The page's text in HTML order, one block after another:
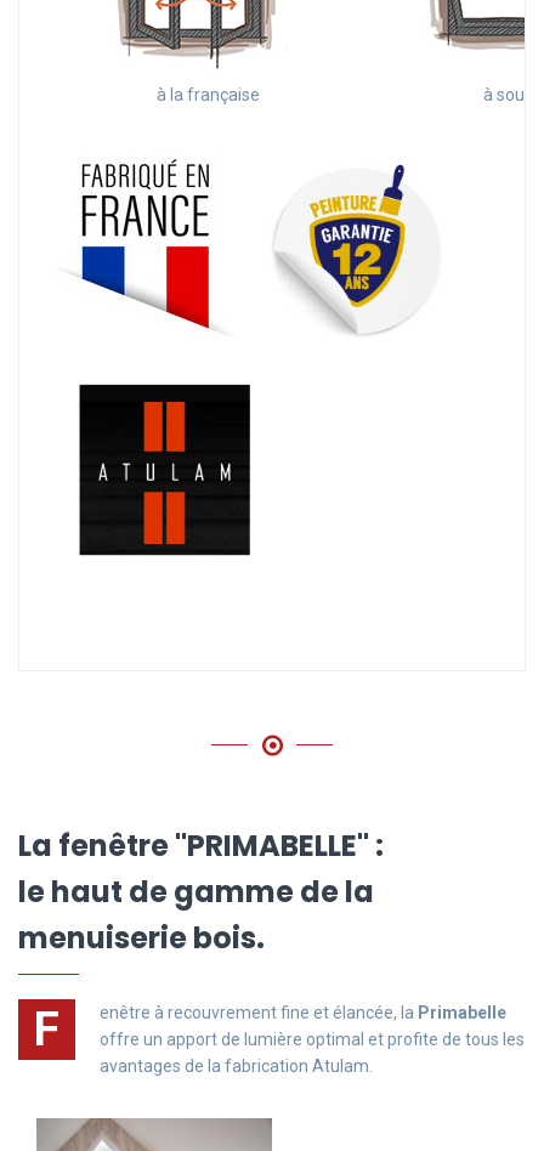
à la française à
La fenêtre "PRIMABELLE" :
le haut de gamme de la
menuiserie bois.
F enêtre à recouvrement fine et élancée, la Primabelle
offre un apport de lumière optimal et profite de tous les
avantages de la fabrication Atulam.